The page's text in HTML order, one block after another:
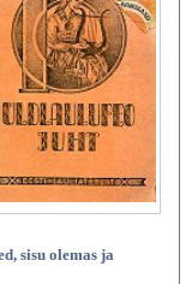
sisu olemas ja